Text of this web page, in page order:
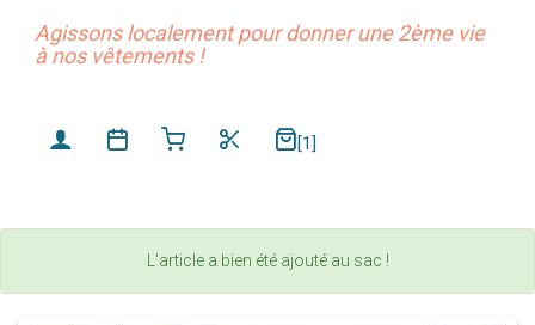
Agissons localement pour donner une 2ème vie
à nos vêtements !
[1]
L'article a bien été ajouté au sac !